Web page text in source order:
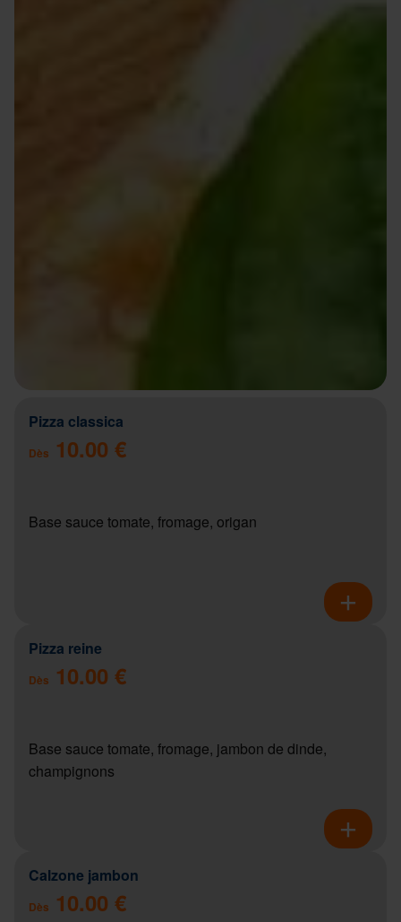
Pizza classica
Dès 10.00 €
Base sauce tomate, fromage, origan
Pizza reine
Dès 10.00 €
Base sauce tomate, fromage, jambon de dinde,
champignons
Calzone jambon
Dès 10.00 €